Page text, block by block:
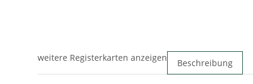
weitere Registerkarten anzeigen Beschreibung